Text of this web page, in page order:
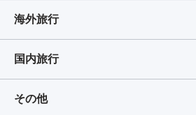
海外旅行
国内旅行
その他